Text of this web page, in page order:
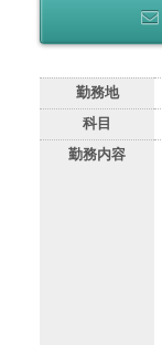
勤務地
科目
勤務内容